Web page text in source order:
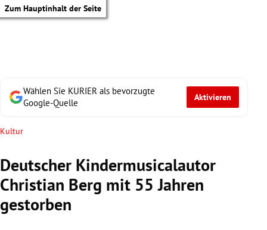
Zum Hauptinhalt der Seite
Wählen Sie KURIER als bevorzugte
Google-Quelle
Aktivieren
Kultur
Deutscher Kindermusicalautor
Christian Berg mit 55 Jahren
gestorben